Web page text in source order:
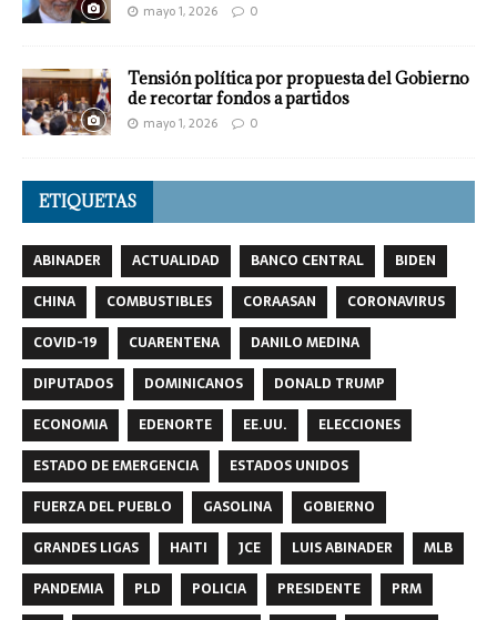
mayo 1, 2026 0
Tensión política por propuesta del Gobierno
de recortar fondos a partidos
mayo 1, 2026 0
ETIQUETAS
ABINADER ACTUALIDAD BANCO CENTRAL
BIDEN
CHINA
COMBUSTIBLES CORAASAN
CORONAVIRUS
COVID-19
CUARENTENA
DANILO MEDINA
DIPUTADOS
DOMINICANOS
DONALD TRUMP
ECONOMIA
EDENORTE EE.UU.
ELECCIONES
ESTADO DE EMERGENCIA
ESTADOS UNIDOS
FUERZA DEL PUEBLO
GASOLINA
GOBIERNO
GRANDES LIGAS
HAITI JCE LUIS ABINADER
MLB
PANDEMIA
PLD POLICIA PRESIDENTE
PRM